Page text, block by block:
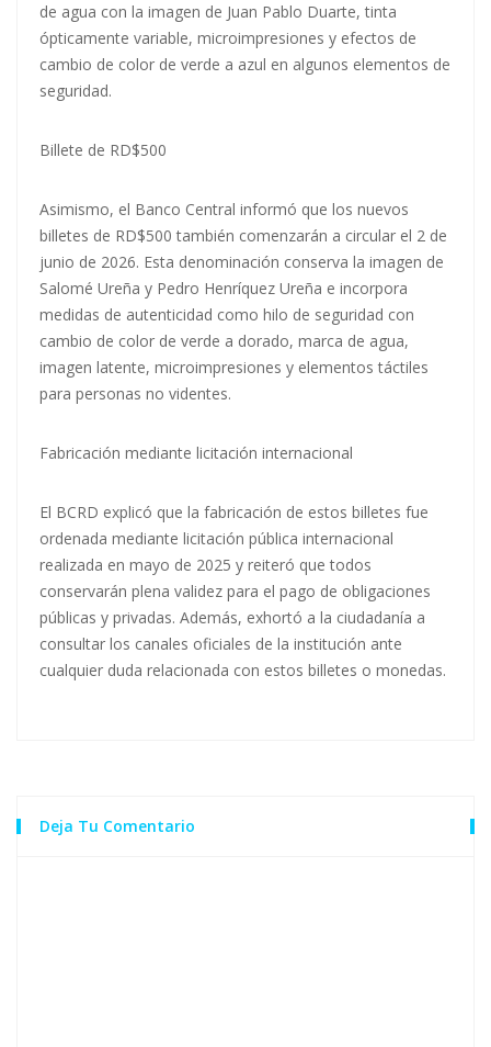
de agua con la imagen de Juan Pablo Duarte, tinta
ópticamente variable, microimpresiones y efectos de
cambio de color de verde a azul en algunos elementos de
seguridad.
Billete de RD$500
Asimismo, el Banco Central informó que los nuevos
billetes de RD$500 también comenzarán a circular el 2 de
junio de 2026. Esta denominación conserva la imagen de
Salomé Ureña y Pedro Henríquez Ureña e incorpora
medidas de autenticidad como hilo de seguridad con
cambio de color de verde a dorado, marca de agua,
imagen latente, microimpresiones y elementos táctiles
para personas no videntes.
Fabricación mediante licitación internacional
El BCRD explicó que la fabricación de estos billetes fue
ordenada mediante licitación pública internacional
realizada en mayo de 2025 y reiteró que todos
conservarán plena validez para el pago de obligaciones
públicas y privadas. Además, exhortó a la ciudadanía a
consultar los canales oficiales de la institución ante
cualquier duda relacionada con estos billetes o monedas.
Deja Tu Comentario